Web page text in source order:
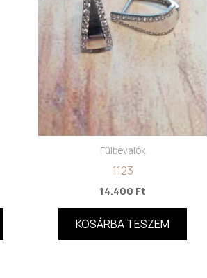
Fülbevalók
1123
14.400 Ft
KOSÁRBA TESZEM